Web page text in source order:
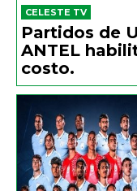
CELESTE TV
Partidos de
ANTEL
costo.